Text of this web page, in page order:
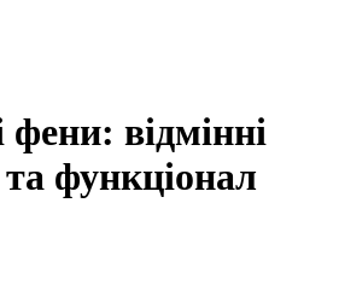
фени: відмінні
функціонал